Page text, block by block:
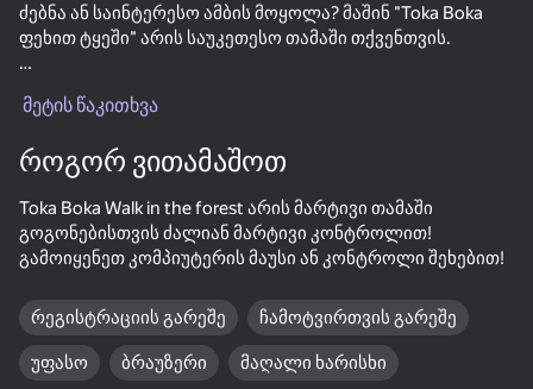
Mine Crusher
Apple Worm
36
46
55
ძებნა ან საინტერესო ამბის მოყოლა? მაშინ "Toka Boka
ფეხით ტყეში" არის საუკეთესო თამაში თქვენთვის.
1. ადგილმდებარეობის არჩევანი
3. თავბრუდამხვევი პერსონაჟები.
ეს თამაში შესანიშნავად ავითარებს ფანტაზიას,
კრეატიულობას და ანალიტიკურ აზროვნებას!
მეტის წაკითხვა
როგორ ვითამაშოთ
Toka Boka Walk in the forest არის მარტივი თამაში
გოგონებისთვის ძალიან მარტივი კონტროლით!
გამოიყენეთ კომპიუტერის მაუსი ან კონტროლი შეხებით!
რეგისტრაციის გარეშე ჩამოტვირთვის გარეშე
უფასო ბრაუზერი მაღალი ხარისხი